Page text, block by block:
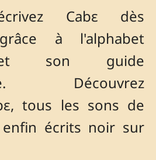
Cabɛ dès
à l'alphabet
son guide
Découvrez
tous les sons de
écrits noir sur